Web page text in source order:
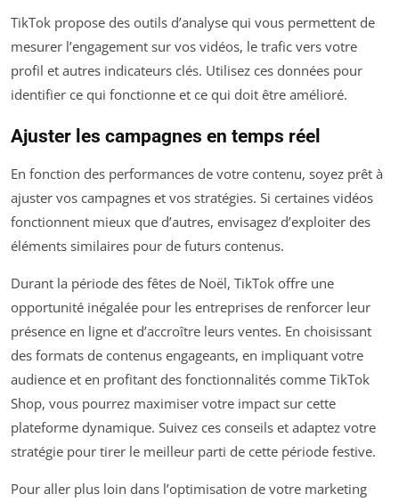
TikTok propose des outils d’analyse qui vous permettent de
mesurer l’engagement sur vos vidéos, le trafic vers votre
profil et autres indicateurs clés. Utilisez ces données pour
identifier ce qui fonctionne et ce qui doit être amélioré.
Ajuster les campagnes en temps réel
En fonction des performances de votre contenu, soyez prêt à
ajuster vos campagnes et vos stratégies. Si certaines vidéos
fonctionnent mieux que d’autres, envisagez d’exploiter des
éléments similaires pour de futurs contenus.
Durant la période des fêtes de Noël, TikTok offre une
opportunité inégalée pour les entreprises de renforcer leur
présence en ligne et d’accroître leurs ventes. En choisissant
des formats de contenus engageants, en impliquant votre
audience et en profitant des fonctionnalités comme TikTok
Shop, vous pourrez maximiser votre impact sur cette
plateforme dynamique. Suivez ces conseils et adaptez votre
stratégie pour tirer le meilleur parti de cette période festive.
Pour aller plus loin dans l’optimisation de votre marketing